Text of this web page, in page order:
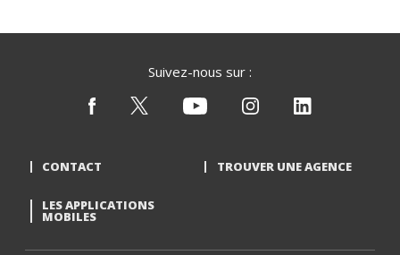
Suivez-nous sur :
CONTACT TROUVER UNE AGENCE
LES APPLICATIONS
MOBILES